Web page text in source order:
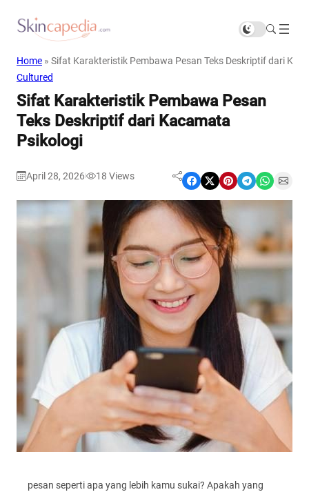
Home » Sifat Karakteristik Pembawa Pesan Teks Deskriptif dari
Cultured
Sifat Karakteristik Pembawa Pesan
Teks Deskriptif dari Kacamata
Psikologi
April 28, 2026 18 Views Share on Facebook Share on X Share on Pinterest Share on Telegram Share on WhatsApp Share on Email
pesan seperti apa yang lebih kamu sukai? Apakah yang